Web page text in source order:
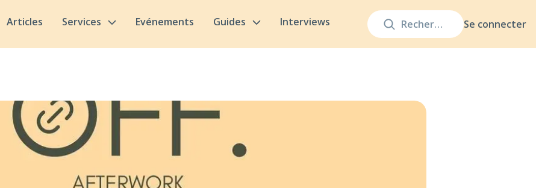
Se connecter
Articles Services Evénements Guides Interviews